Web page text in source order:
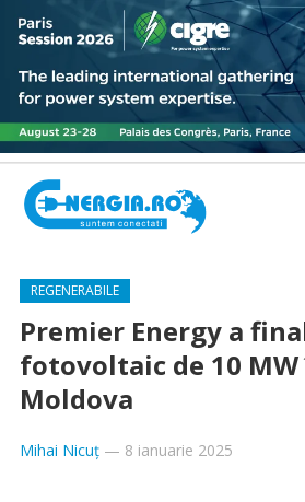
REGENERABILE
Premier Energy a
fotovoltaic de 10
Moldova
Mihai Nicuț— 8 ianuarie 2025